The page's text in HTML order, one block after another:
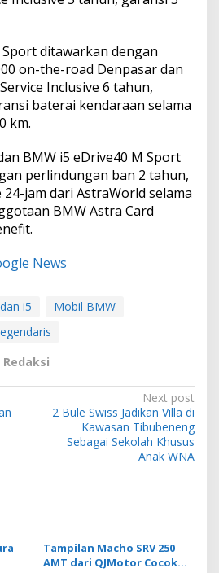
ditawarkan dengan
on-the-road Denpasar dan
Inclusive 6 tahun,
baterai kendaraan selama
km.
BMW i5 eDrive40 M Sport
perlindungan ban 2 tahun,
24-jam dari AstraWorld selama
BMW Astra Card
News
i5
Mobil BMW
Next post
2 Bule Swiss Jadikan Villa di
Kawasan Tibubeneng
Sebagai Sekolah Khusus
Anak WNA
Tampilan Macho SRV 250
AMT dari QJMotor Cocok